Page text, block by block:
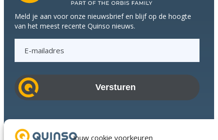
Jouw cookie voorkeuren
Q-
meeting
Meld je aan voor onze nieuwsbrief en blijf op de hoogte
van het meest recente Quinso nieuws.
a
i
a
d
Succesverhalen